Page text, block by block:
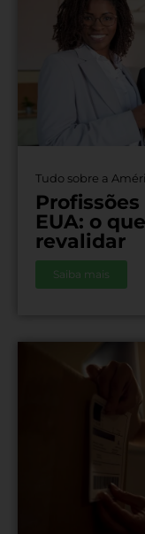
Tudo sobre a
EUA: o
revalidar
Saiba mais